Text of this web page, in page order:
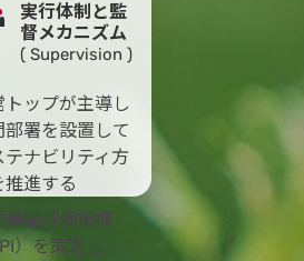
実行体制と監
督メカニズム
( Supervision )
トップが主導し
部署を設置して
テナビリティ方
推進する
業績評価指標
）を策定し、